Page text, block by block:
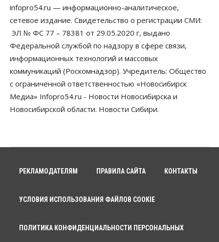
infopro54.ru — информационно-аналитическое,
сетевое издание. Свидетельство о регистрации СМИ:
ЭЛ № ФС 77 – 78381 от 29.05.2020 г, выдано
Федеральной службой по надзору в сфере связи,
информационных технологий и массовых
коммуникаций (Роскомнадзор). Учредитель: Общество
с ограниченной ответственностью «Новосибирск
Медиа» Infopro54.ru - Новости Новосибирска и
Новосибирской области. Новости Сибири.
РЕКЛАМОДАТЕЛЯМ ПРАВИЛА САЙТА КОНТАКТЫ
УСЛОВИЯ ИСПОЛЬЗОВАНИЯ ФАЙЛОВ COOKIE
ПОЛИТИКА КОНФИДЕНЦИАЛЬНОСТИ ПЕРСОНАЛЬНЫХ